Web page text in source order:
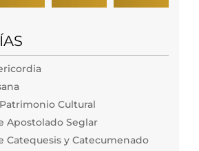
Cultural
Apostolado Seglar
Catequesis y Catecumenado